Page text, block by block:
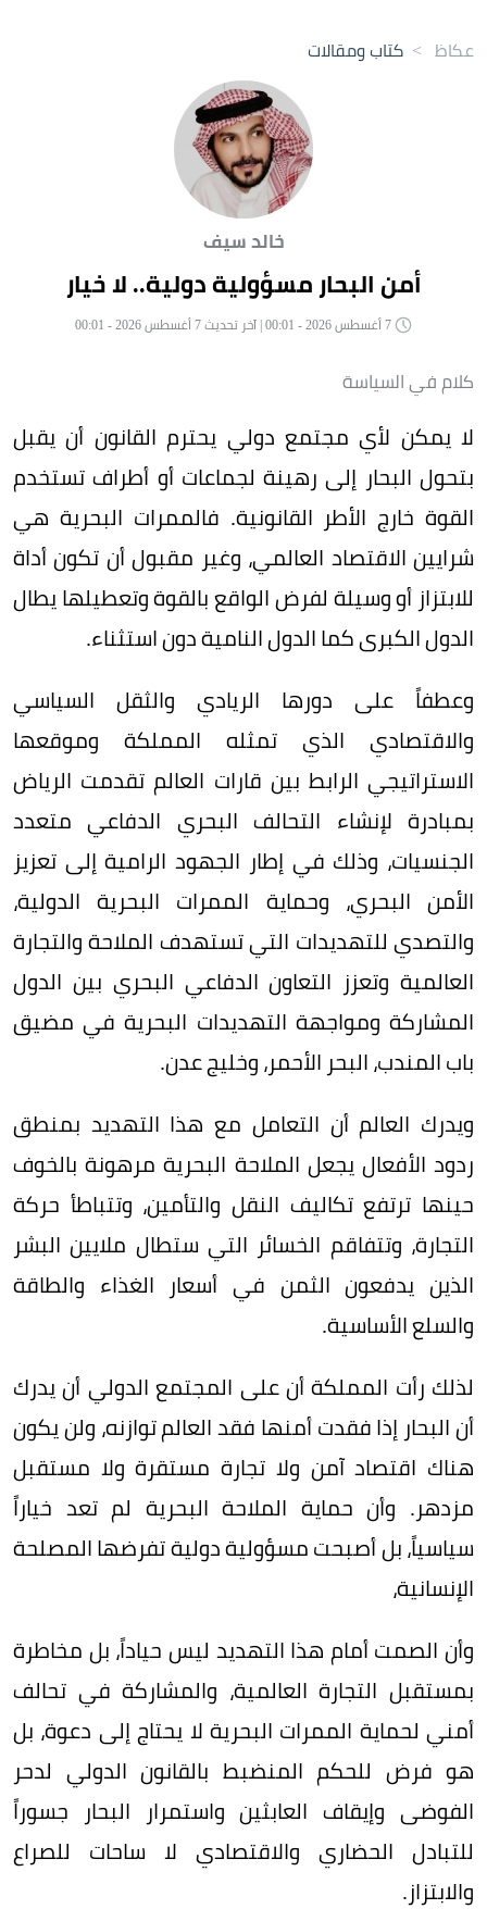
عكاظ > كتاب ومقالات
خالد سيف
أمن البحار مسؤولية دولية.. لا خيار
كلام في السياسة
لا يمكن لأي مجتمع دولي يحترم القانون أن يقبل
بتحول البحار إلى رهينة لجماعات أو أطراف تستخدم
القوة خارج الأطر القانونية. فالممرات البحرية هي
شرايين الاقتصاد العالمي، وغير مقبول أن تكون أداة
للابتزاز أو وسيلة لفرض الواقع بالقوة وتعطيلها يطال
الدول الكبرى كما الدول النامية دون استثناء.
وعطفاً على دورها الريادي والثقل السياسي
والاقتصادي الذي تمثله المملكة وموقعها
الاستراتيجي الرابط بين قارات العالم تقدمت الرياض
بمبادرة لإنشاء التحالف البحري الدفاعي متعدد
الجنسيات، وذلك في إطار الجهود الرامية إلى تعزيز
الأمن البحري، وحماية الممرات البحرية الدولية،
والتصدي للتهديدات التي تستهدف الملاحة والتجارة
العالمية وتعزز التعاون الدفاعي البحري بين الدول
المشاركة ومواجهة التهديدات البحرية في مضيق
باب المندب، البحر الأحمر، وخليج عدن.
ويدرك العالم أن التعامل مع هذا التهديد بمنطق
ردود الأفعال يجعل الملاحة البحرية مرهونة بالخوف
حينها ترتفع تكاليف النقل والتأمين، وتتباطأ حركة
التجارة، وتتفاقم الخسائر التي ستطال ملايين البشر
الذين يدفعون الثمن في أسعار الغذاء والطاقة
والسلع الأساسية.
لذلك رأت المملكة أن على المجتمع الدولي أن يدرك
أن البحار إذا فقدت أمنها فقد العالم توازنه، ولن يكون
هناك اقتصاد آمن ولا تجارة مستقرة ولا مستقبل
مزدهر. وأن حماية الملاحة البحرية لم تعد خياراً
سياسياً، بل أصبحت مسؤولية دولية تفرضها المصلحة
الإنسانية،
وأن الصمت أمام هذا التهديد ليس حياداً، بل مخاطرة
بمستقبل التجارة العالمية، والمشاركة في تحالف
أمني لحماية الممرات البحرية لا يحتاج إلى دعوة، بل
هو فرض للحكم المنضبط بالقانون الدولي لدحر
الفوضى وإيقاف العابثين واستمرار البحار جسوراً
للتبادل الحضاري والاقتصادي لا ساحات للصراع
والابتزاز.